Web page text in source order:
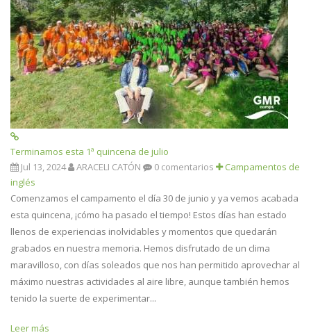
Terminamos esta 1ª quincena de julio
Jul 13, 2024
ARACELI CATÓN 0 comentarios
Campamentos de
inglés
Comenzamos el campamento el día 30 de junio y ya vemos acabada
esta quincena, ¡cómo ha pasado el tiempo! Estos días han estado
llenos de experiencias inolvidables y momentos que quedarán
grabados en nuestra memoria. Hemos disfrutado de un clima
maravilloso, con días soleados que nos han permitido aprovechar al
máximo nuestras actividades al aire libre, aunque también hemos
tenido la suerte de experimentar...
Leer más